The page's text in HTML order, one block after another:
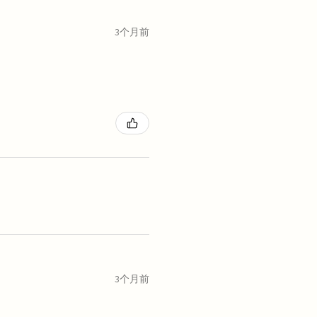
3个月前
3个月前